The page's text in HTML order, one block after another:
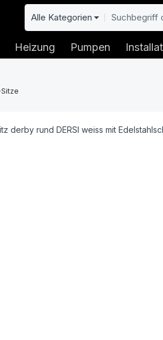
Alle Kategorien
Heizung Pumpen